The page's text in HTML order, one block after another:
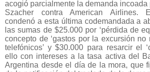
acogió parcialmente la demanda incoada
Szacher contra American Airlines.
condenó a esta última codemandada a
las sumas de $25.000 por ‘pérdida de
concepto de ‘gastos por la excursión
telefónicos’ y $30.000 para resarcir el
ello con intereses a la tasa activa del
Argentina desde el día de la mora, que